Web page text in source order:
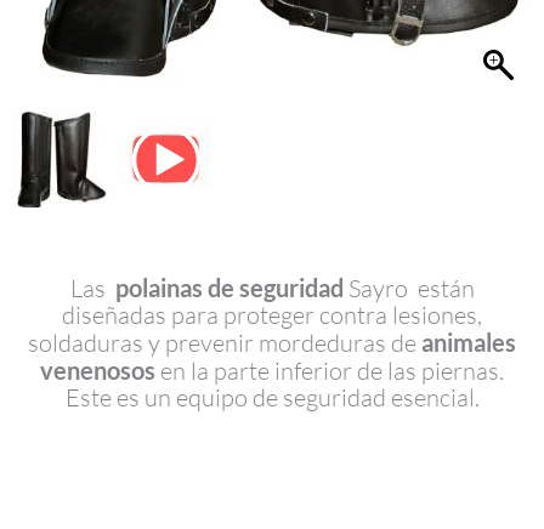
Las polainas de seguridad Sayro están
diseñadas para proteger contra lesiones,
soldaduras y prevenir mordeduras de animales
venenosos en la parte inferior de las piernas.
Este es un equipo de seguridad esencial.